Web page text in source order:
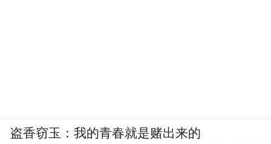
盗香窃玉：我的青春就是赌出来的